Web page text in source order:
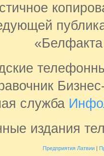
служба
издания
Предприятия Латвии|